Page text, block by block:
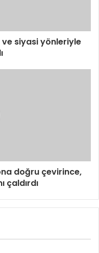
ve siyasi yönleriyle
doğru çevirince,
çaldırdı